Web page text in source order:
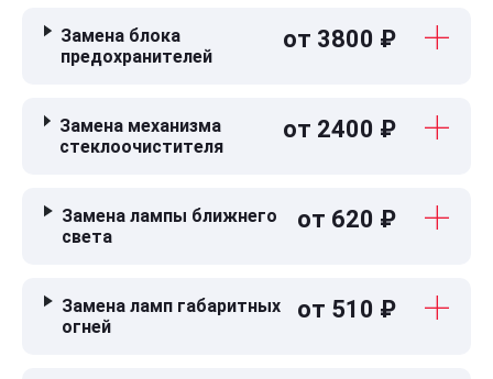
Замена блока
предохранителей
от 3800 ₽
Замена механизма
стеклоочистителя
от 2400 ₽
Замена лампы ближнего
света
от 620 ₽
Замена ламп габаритных
огней
от 510 ₽